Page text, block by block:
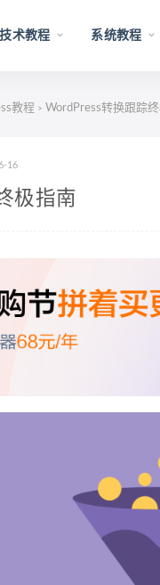
技术教程 系统教程
教程 > WordPress转换跟踪
16
极指南